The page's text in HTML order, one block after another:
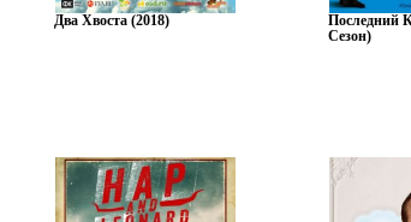
Два Хвоста (2018)
Последний
Сезон)